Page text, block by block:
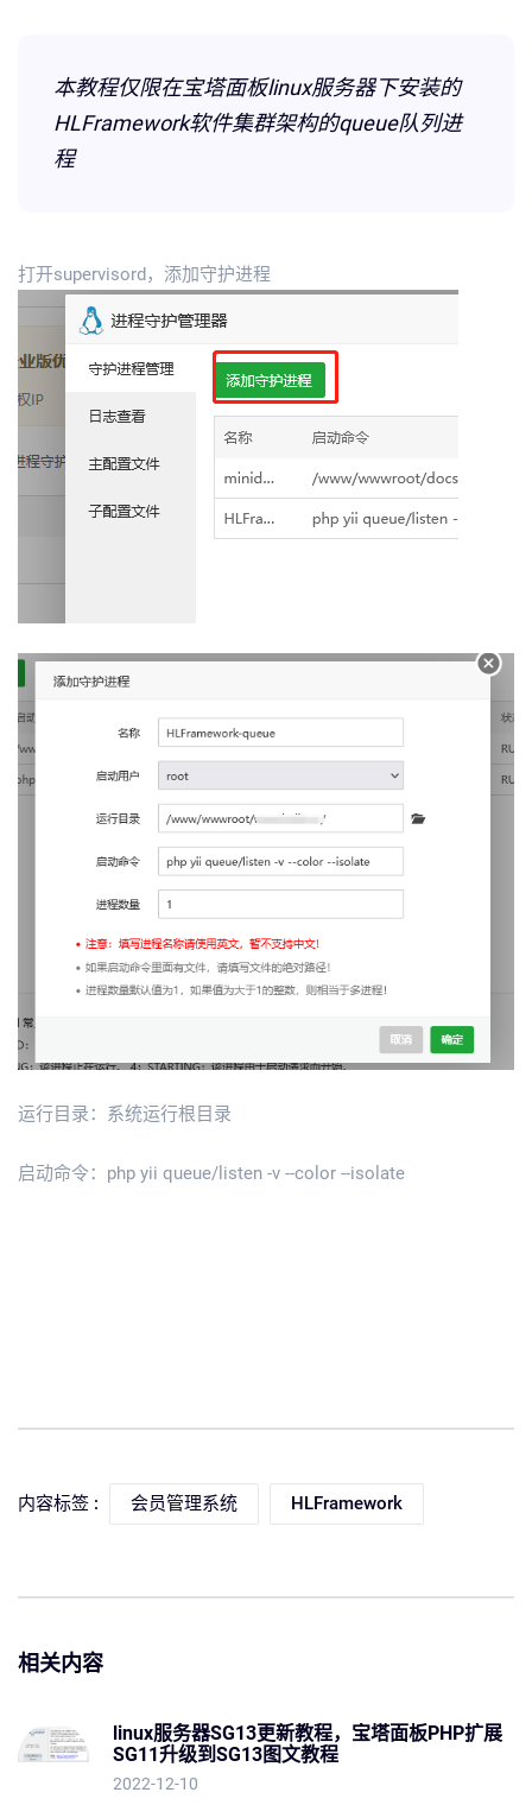
本教程仅限在宝塔面板linux服务器下安装的
HLFramework软件集群架构的queue队列进
程
打开supervisord，添加守护进程
运行目录：系统运行根目录
启动命令：php yii queue/listen -v --color --isolate
内容标签 : 会员管理系统 HLFramework
相关内容
linux服务器SG13更新教程，宝塔面板PHP扩展
SG11升级到SG13图文教程
2022-12-10